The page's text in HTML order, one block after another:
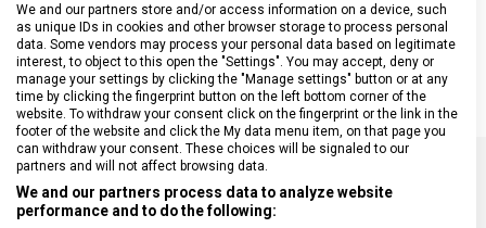
• nůž vhodný na krájení rajčat/stolování, s černou rukojetí z
polypropylenu a vlnkovanou čepelí o délce 11 cm se zaoblenou
špičkou
SPECIFIKACE PRODUKTU
We and our partners store and/or access information on a device, such
as unique IDs in cookies and other browser storage to process personal
data. Some vendors may process your personal data based on legitimate
interest, to object to this open the "Settings". You may accept, deny or
manage your settings by clicking the "Manage settings" button or at any
time by clicking the fingerprint button on the left bottom corner of the
website. To withdraw your consent click on the fingerprint or the link in the
footer of the website and click the My data menu item, on that page you
can withdraw your consent. These choices will be signaled to our
partners and will not affect browsing data.
We and our partners process data to analyze website
performance and to do the following: